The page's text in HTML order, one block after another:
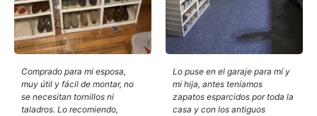
Comprado para mi esposa,
muy útil y fácil de montar, no
se necesitan tornillos ni
taladros. Lo recomiendo,
Lo puse en el garaje para mí y
mi hija, antes teníamos
zapatos esparcidos por toda la
casa y con los antiguos